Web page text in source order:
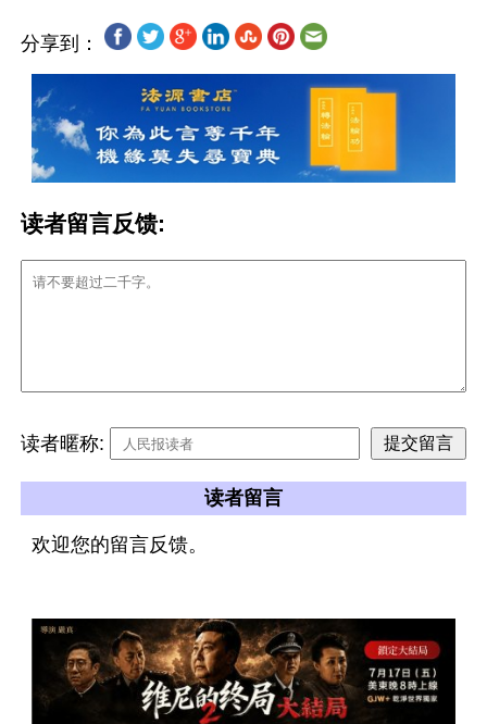
分享到：
读者留言反馈:
读者暱称:
读者留言
欢迎您的留言反馈。